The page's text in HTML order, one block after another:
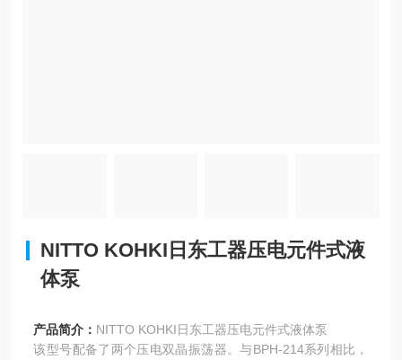
NITTO KOHKI日东工器压电元件式液
体泵
产品简介： NITTO KOHKI日东工器压电元件式液体泵
该型号配备了两个压电双晶振荡器。与BPH-214系列相比，